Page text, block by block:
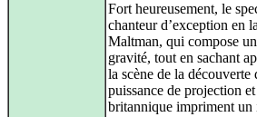
Fort heureusement, le
chanteur d’exception en
Maltman, qui compose
gravité, tout en sachant
la scène de la
puissance de projection
britannique impriment un